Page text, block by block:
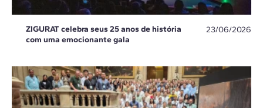
ZIGURAT celebra seus 25 anos de história
com uma emocionante gala
23/06/2026